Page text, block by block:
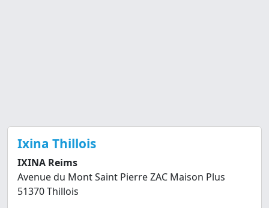
Ixina Thillois
IXINA Reims
Avenue du Mont Saint Pierre ZAC Maison Plus
51370 Thillois